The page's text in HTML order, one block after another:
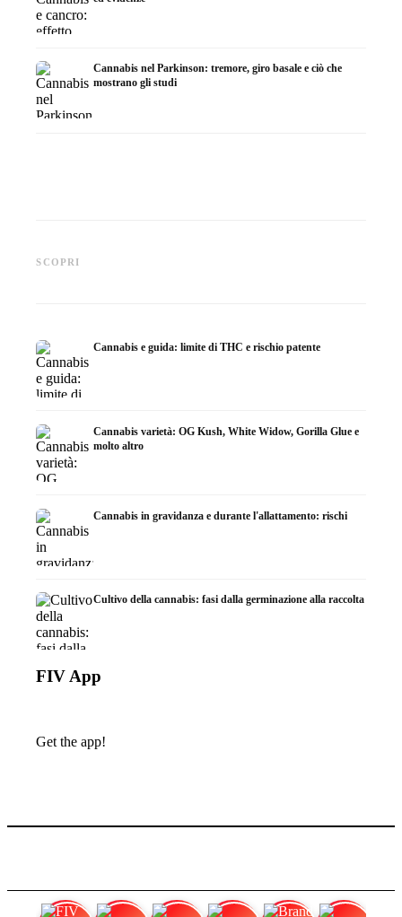
Cannabis nel Parkinson: tremore, giro basale e ciò che
mostrano gli studi
SCOPRI
mostrano gli studi
Cannabis e guida: limite di THC e rischio patente
Cannabis varietà: OG Kush, White Widow, Gorilla Glue e
molto altro
Cannabis in gravidanza e durante l'allattamento: rischi
Cultivo della cannabis: fasi dalla germinazione alla raccolta
FIV App
Get the app!